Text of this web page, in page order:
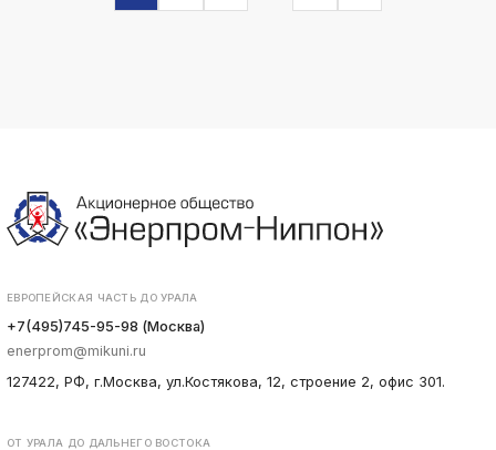
ЕВРОПЕЙСКАЯ ЧАСТЬ ДО УРАЛА
+7(495)745-95-98 (Москва)
enerprom@mikuni.ru
127422, РФ, г.Москва, ул.Костякова, 12, строение 2, офис 301.
ОТ УРАЛА ДО ДАЛЬНЕГО ВОСТОКА